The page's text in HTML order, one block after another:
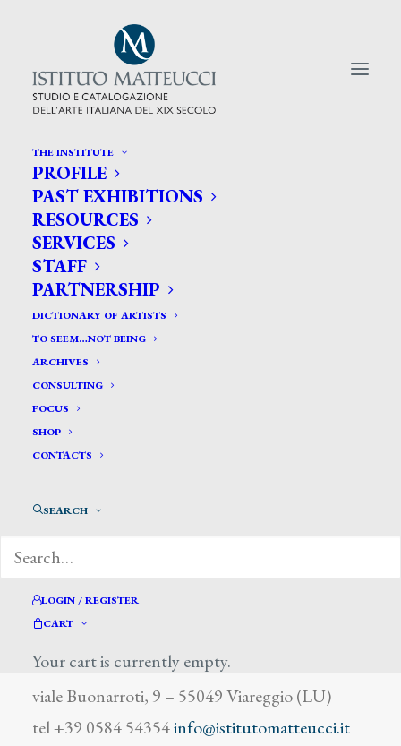
THE INSTITUTE
PROFILE
PAST EXHIBITIONS
RESOURCES
SERVICES
STAFF
PARTNERSHIP
DICTIONARY OF ARTISTS
TO SEEM…NOT BEING
ARCHIVES
CONSULTING
FOCUS
SHOP
CONTACTS
SEARCH
LOGIN / REGISTER
CART
Your cart is currently empty.
CERCA TRA GLI ARTISTI:
Search
for:
Zoi Dante
Istituto Matteucci
viale Buonarroti, 9 – 55049 Viareggio (LU)
tel +39 0584 54354info@istitutomatteucci.it